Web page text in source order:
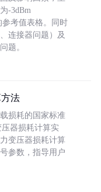
-3dBm
参考值表格。同时
连接器问题）及
题。
法
损耗的国家标准
压器损耗计算实
变压器损耗计算
参数，指导用户